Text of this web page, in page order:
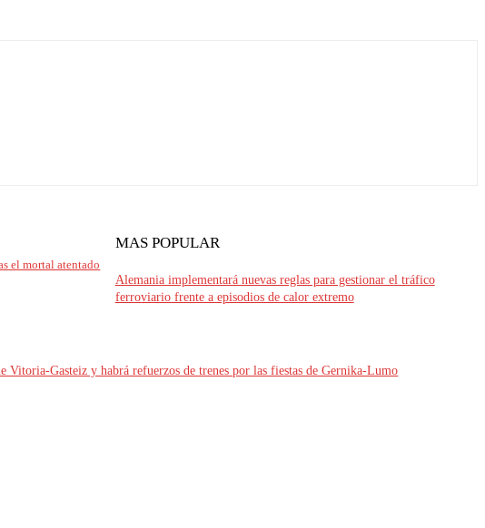
el mortal atentado
MAS POPULAR
Alemania implementará nuevas reglas para gestionar el tráfico
ferroviario frente a episodios de calor extremo
Vitoria-Gasteiz y habrá refuerzos de trenes por las fiestas de Gernika-Lumo